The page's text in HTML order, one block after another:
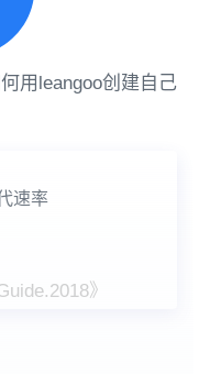
用leangoo创建自己
速率
》